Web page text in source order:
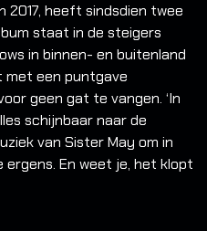
heeft sindsdien twee
staat in de steigers
in binnen- en buitenland
met een puntgave
geen gat te vangen. ‘In
schijnbaar naar de
van Sister May om in
ergens. En weet je, het klopt